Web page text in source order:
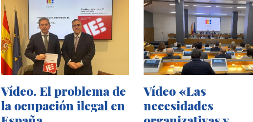
Vídeo. El problema de
la ocupación ilegal en
Vídeo «Las
necesidades